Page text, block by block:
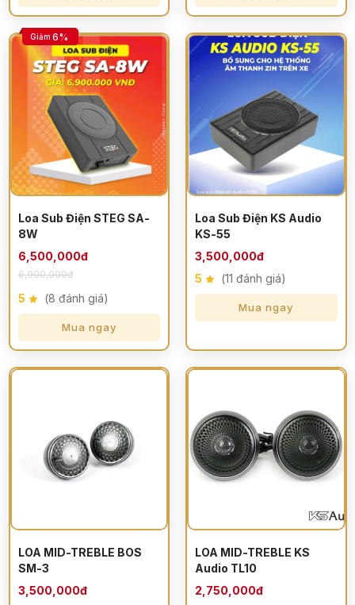
Giảm 6%
Loa Sub Điện STEG SA-
8W
6,500,000đ
6,900,000đ
5 (8 đánh giá)
Mua ngay
Loa Sub Điện KS Audio
KS-55
3,500,000đ
5
(11 đánh giá)
Mua ngay
LOA MID-TREBLE BOS
SM-3
3,500,000đ
LOA MID-TREBLE KS
Audio TL10
2,750,000đ